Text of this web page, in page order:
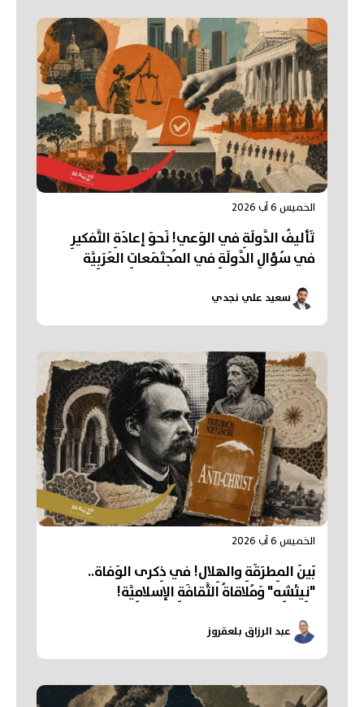
الخميس 6 آب 2026
تَأليفُ الدَّولَةِ في الوَعي! نَحوَ إعادَةِ التَّفكيرِ
في سُؤالِ الدَّولَةِ في المُجتَمَعاتِ العَرَبِيَّة
سعيد علي نجدي
الخميس 6 آب 2026
بَينَ المِطرَقَةِ والهِلال! في ذِكرى الوَفاة..
"نِيتْشِه" وَمُلاقاةُ الثَّقافَةِ الإسلامِيَّة!
عبد الرزاق بلعقروز